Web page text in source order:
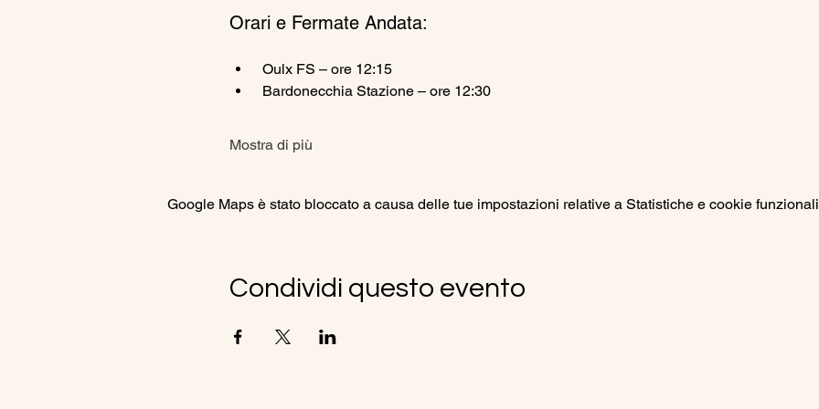
Orari e Fermate Andata:
Oulx FS – ore 12:15
Bardonecchia Stazione – ore 12:30
Mostra di più
Google Maps è stato bloccato a causa delle tue impostazioni relative a Statistiche e cookie
Condividi questo evento